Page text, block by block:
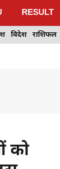
RESULT
विदेश राशिफल
को